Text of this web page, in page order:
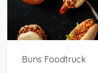
Buns Foodtruck